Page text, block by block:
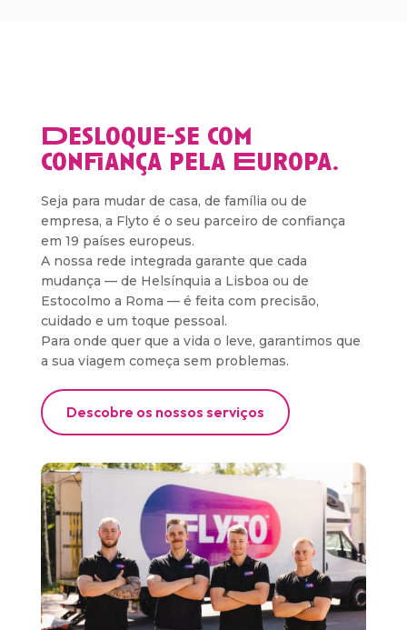
Desloque-se com
confiança pela Europa.
Seja para mudar de casa, de família ou de
empresa, a Flyto é o seu parceiro de confiança
em 19 países europeus.
A nossa rede integrada garante que cada
mudança — de Helsínquia a Lisboa ou de
Estocolmo a Roma — é feita com precisão,
cuidado e um toque pessoal.
Para onde quer que a vida o leve, garantimos que
a sua viagem começa sem problemas.
Descobre os nossos serviços